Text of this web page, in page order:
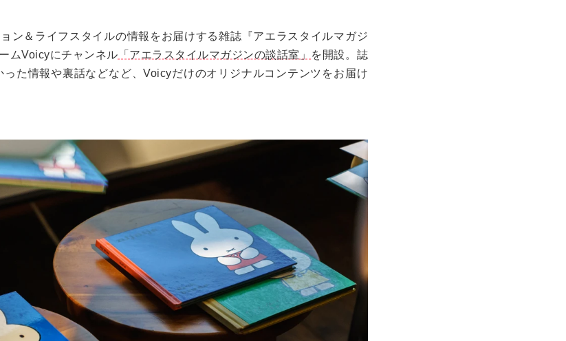
ン＆ライフスタイルの情報をお届けする雑誌『アエラスタイルマガジ
ムVoicyにチャンネル 「アエラスタイルマガジンの談話室」 を開設。誌
た情報や裏話などなど、Voicyだけのオリジナルコンテンツをお届け